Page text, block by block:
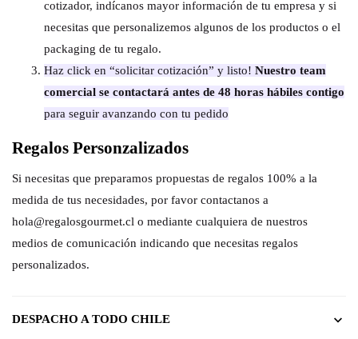
cotizador, indícanos mayor información de tu empresa y si
necesitas que personalizemos algunos de los productos o el
packaging de tu regalo.
Haz click en “solicitar cotización” y listo! Nuestro team
comercial se contactará antes de 48 horas hábiles contigo
para seguir avanzando con tu pedido
Regalos Personzalizados
Si necesitas que preparamos propuestas de regalos 100% a la
medida de tus necesidades, por favor contactanos a
hola@regalosgourmet.cl o mediante cualquiera de nuestros
medios de comunicación indicando que necesitas regalos
personalizados.
DESPACHO A TODO CHILE